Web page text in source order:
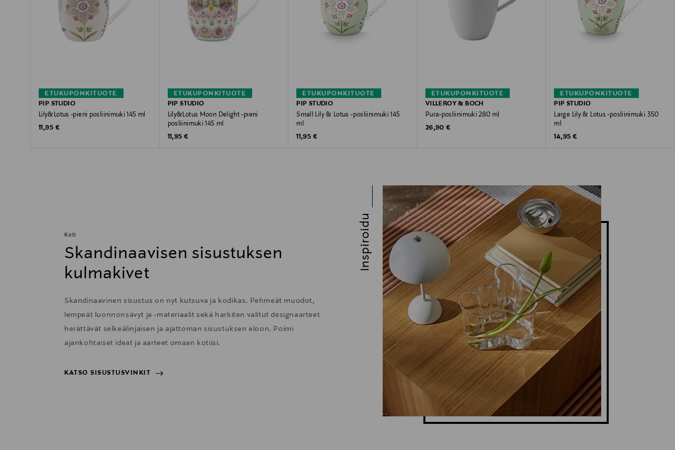
ETUKUPONKITUOTE
PIP STUDIO
Lily&Lotus -pieni posliinimuki 145 ml
Original Price
11,95 €
ETUKUPONKITUOTE
PIP STUDIO
Lily&Lotus Moon Delight -pieni
posliinimuki 145 ml
Original Price
11,95 €
ETUKUPONKITUOTE
PIP STUDIO
Small Lily & Lotus -posliinimuki 145
ml
Original Price
11,95 €
ETUKUPONKITUOTE
VILLEROY & BOCH
Pura-posliinimuki 280 ml
Original Price
26,90 €
ETUKUPONKITUOTE
PIP STUDIO
Large Lily & Lotus -posliinimuki 350
ml
Original Price
14,95 €
Koti
Skandinaavisen sisustuksen
kulmakivet
Skandinaavinen sisustus on nyt kutsuva ja kodikas. Pehmeät muodot,
lempeät luonnonsävyt ja -materiaalit sekä harkiten valitut designaarteet
herättävät selkeälinjaisen ja ajattoman sisustuksen eloon. Poimi
ajankohtaiset ideat ja aarteet omaan kotiisi.
KATSO SISUSTUSVINKIT
Inspiroidu